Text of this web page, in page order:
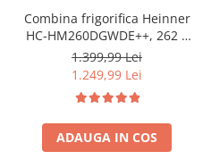
Combina frigorifica Heinner
HC-HM260DGWDE++, 262 l,
Clasa E, Dozator de apa,
Control electronic cu
cm, Gri antracit texturat
1.399,99 Lei
1.249,99 Lei
ADAUGA IN COS